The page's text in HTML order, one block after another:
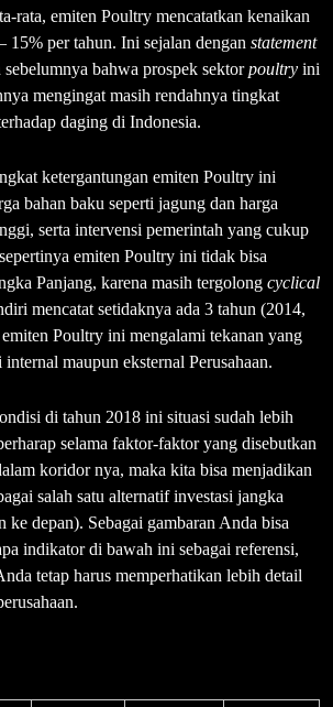
rata, emiten Poultry mencatatkan kenaikan
15% per tahun. Ini sejalan dengan statement
bahwa prospek sektorpoultry ini
mengingat masih rendahnya tingkat
daging di Indonesia.
ketergantungan emiten Poultry ini
bahan baku seperti jagung dan harga
serta intervensi pemerintah yang cukup
emiten Poultry ini tidak bisa
Panjang, karena masih tergolong cyclical
mencatat setidaknya ada 3 tahun (2014,
Poultry ini mengalami tekanan yang
maupun eksternal Perusahaan.
di tahun 2018 ini situasi sudah lebih
selama faktor-faktor yang disebutkan
koridor nya, maka kita bisa menjadikan
salah satu alternatif investasi jangka
ke depan). Sebagai gambaran Anda bisa
indikator di bawah ini sebagai referensi,
tetap harus memperhatikan lebih detail